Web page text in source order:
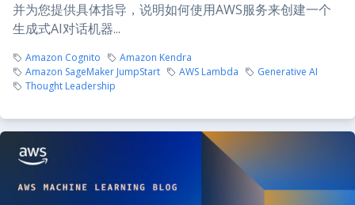
并为您提供具体指导，说明如何使用AWS服务来创建一个
生成式AI对话机器...
Amazon Cognito
Amazon Kendra
Amazon SageMaker JumpStart
AWS Lambda
Generative AI
Thought Leadership